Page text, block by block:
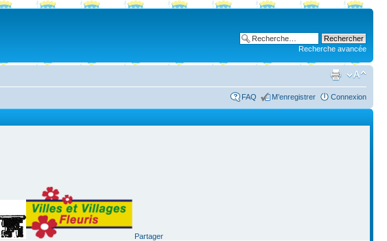
Recherche avancée
FAQ M’enregistrer Connexion
Partager